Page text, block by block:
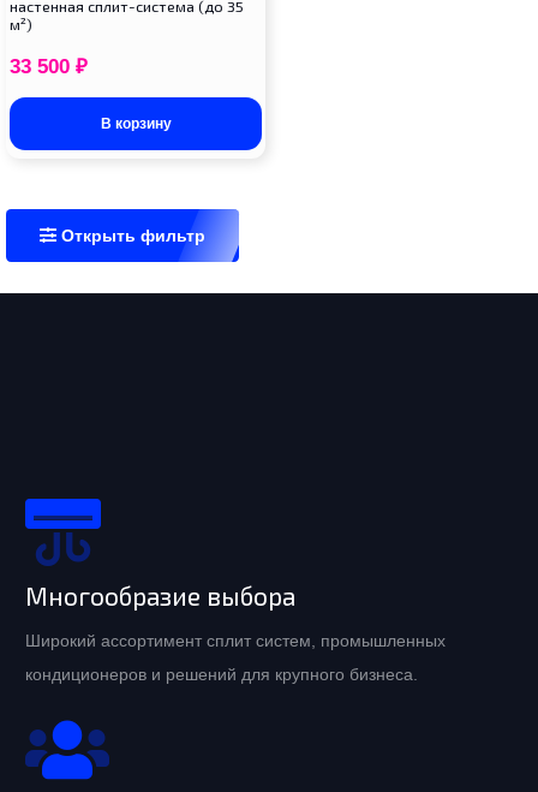
настенная сплит-система (до 35
м²)
33 500 ₽
В корзину
Открыть фильтр
Многообразие выбора
Широкий ассортимент сплит систем, промышленных
кондиционеров и решений для крупного бизнеса.